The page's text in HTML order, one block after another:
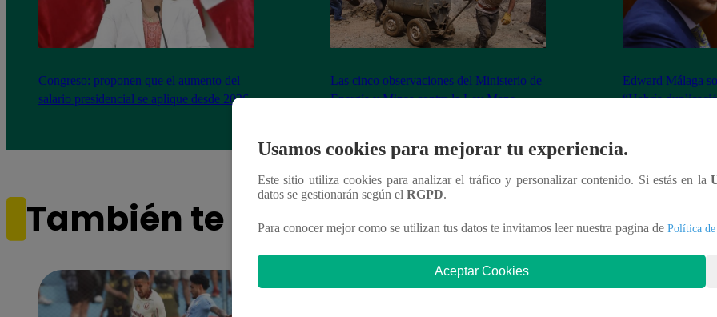
Congreso: proponen que el aumento del
salario presidencial se aplique desde 2026
Las cinco observaciones del Ministerio de
Energía y Minas contra la Ley Mape
Edward Málaga
“Habría
También te puede interesar
Usamos cookies para mejorar tu experiencia.
Este sitio utiliza cookies para analizar el tráfico y personalizar contenido. Si estás en la
datos se gestionarán según el RGPD.
Para conocer mejor como se utilizan tus datos te invitamos leer nuestra pagina de Política
Aceptar Cookies